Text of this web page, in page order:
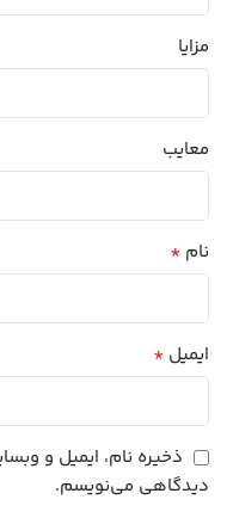
مزایا
معایب
نام *
ایمیل *
ذخیره نام، ایمیل و
دیدگاهی می‌نویسم.